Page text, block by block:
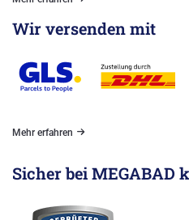
Wir versenden mit
Mehr erfahren
Sicher bei MEGABAD